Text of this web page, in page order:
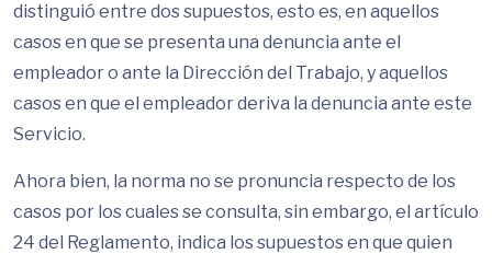
distinguió entre dos supuestos, esto es, en aquellos
casos en que se presenta una denuncia ante el
empleador o ante la Dirección del Trabajo, y aquellos
casos en que el empleador deriva la denuncia ante este
Servicio.
Ahora bien, la norma no se pronuncia respecto de los
casos por los cuales se consulta, sin embargo, el artículo
24 del Reglamento, indica los supuestos en que quien